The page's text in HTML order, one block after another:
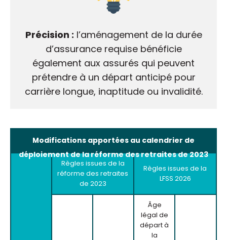
Précision : l’aménagement de la durée
d’assurance requise bénéficie
également aux assurés qui peuvent
prétendre à un départ anticipé pour
carrière longue, inaptitude ou invalidité.
Modifications apportées au calendrier de
déploiement de la réforme des retraites de 2023
Règles issues de la
réforme des retraites
de 2023
Règles issues de la
LFSS 2026
Âge
légal de
départ à
la